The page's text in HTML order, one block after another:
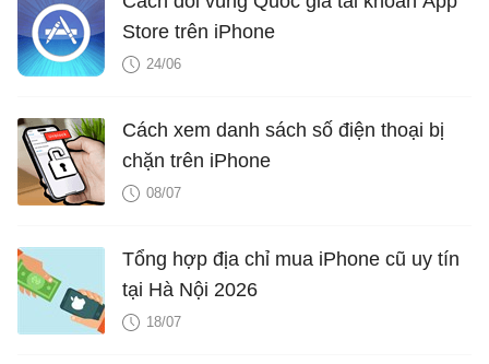
Store trên iPhone
24/06
Cách xem danh sách số điện thoại bị
chặn trên iPhone
08/07
Tổng hợp địa chỉ mua iPhone cũ uy tín
tại Hà Nội 2026
18/07